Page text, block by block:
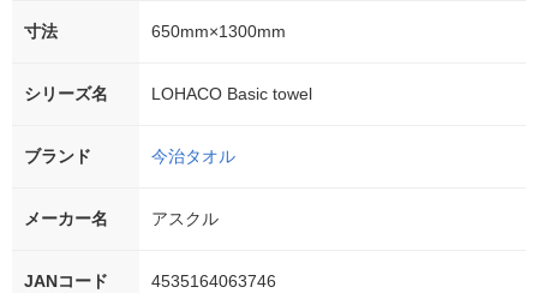
寸法 650mm×1300mm
シリーズ名 LOHACO Basic towel
ブランド 今治タオル
メーカー名 アスクル
JANコード 4535164063746